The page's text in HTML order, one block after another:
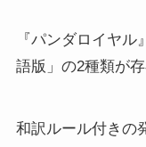
『パンダロイヤ
語版」の2種類が存
和訳ルール付きの